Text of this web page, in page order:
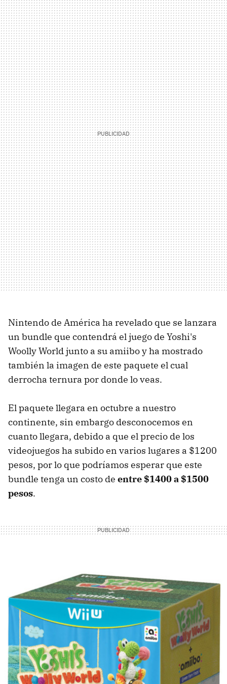
Nintendo de América ha revelado que se lanzara
un bundle que contendrá el juego de Yoshi's
Woolly World junto a su amiibo y ha mostrado
también la imagen de este paquete el cual
derrocha ternura por donde lo veas.
El paquete llegara en octubre a nuestro
continente, sin embargo desconocemos en
cuanto llegara, debido a que el precio de los
videojuegos ha subido en varios lugares a $1200
pesos, por lo que podríamos esperar que este
bundle tenga un costo de entre $1400 a $1500
pesos.